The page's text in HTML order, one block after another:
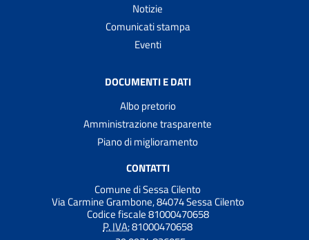
Notizie
Comunicati stampa
Eventi
DOCUMENTI E DATI
Albo pretorio
Amministrazione trasparente
Piano di miglioramento
CONTATTI
Comune di Sessa Cilento
Via Carmine Grambone, 84074 Sessa Cilento
Codice fiscale 81000470658
P. IVA:81000470658